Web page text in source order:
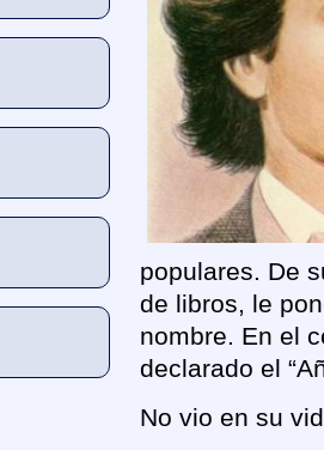
populares. De
de libros, le
nombre. En el
declarado el
No vio en su